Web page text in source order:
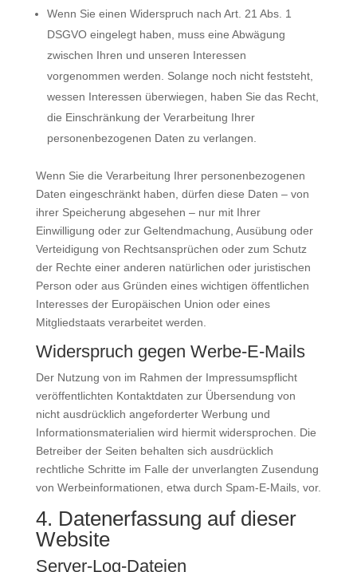
Wenn Sie einen Widerspruch nach Art. 21 Abs. 1
DSGVO eingelegt haben, muss eine Abwägung
zwischen Ihren und unseren Interessen
vorgenommen werden. Solange noch nicht feststeht,
wessen Interessen überwiegen, haben Sie das Recht,
die Einschränkung der Verarbeitung Ihrer
personenbezogenen Daten zu verlangen.
Wenn Sie die Verarbeitung Ihrer personenbezogenen
Daten eingeschränkt haben, dürfen diese Daten – von
ihrer Speicherung abgesehen – nur mit Ihrer
Einwilligung oder zur Geltendmachung, Ausübung oder
Verteidigung von Rechtsansprüchen oder zum Schutz
der Rechte einer anderen natürlichen oder juristischen
Person oder aus Gründen eines wichtigen öffentlichen
Interesses der Europäischen Union oder eines
Mitgliedstaats verarbeitet werden.
Widerspruch gegen Werbe-E-Mails
Der Nutzung von im Rahmen der Impressumspflicht
veröffentlichten Kontaktdaten zur Übersendung von
nicht ausdrücklich angeforderter Werbung und
Informationsmaterialien wird hiermit widersprochen. Die
Betreiber der Seiten behalten sich ausdrücklich
rechtliche Schritte im Falle der unverlangten Zusendung
von Werbeinformationen, etwa durch Spam-E-Mails, vor.
4. Datenerfassung auf dieser
Website
Server-Log-Dateien